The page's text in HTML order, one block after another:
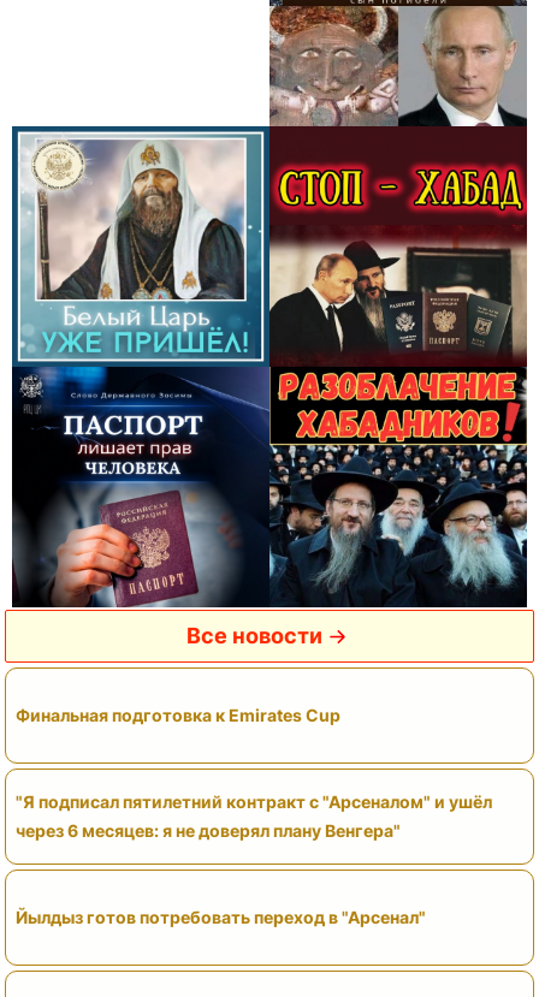
Все новости
Финальная подготовка к Emirates Cup
"Я подписал пятилетний контракт с "Арсеналом" и ушёл
через 6 месяцев: я не доверял плану Венгера"
Йылдыз готов потребовать переход в "Арсенал"